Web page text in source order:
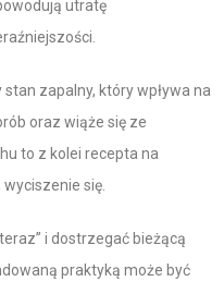
utratę
zapalny, który wpływa na
oraz wiąże się ze
to z kolei recepta na
się.
i dostrzegać bieżącą
praktyką może być